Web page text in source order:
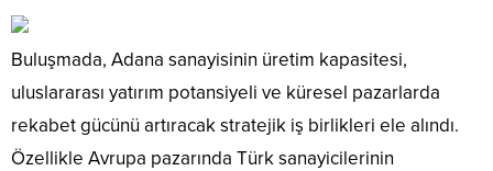
Buluşmada, Adana sanayisinin üretim kapasitesi,
uluslararası yatırım potansiyeli ve küresel pazarlarda
rekabet gücünü artıracak stratejik iş birlikleri ele alındı.
Özellikle Avrupa pazarında Türk sanayicilerinin